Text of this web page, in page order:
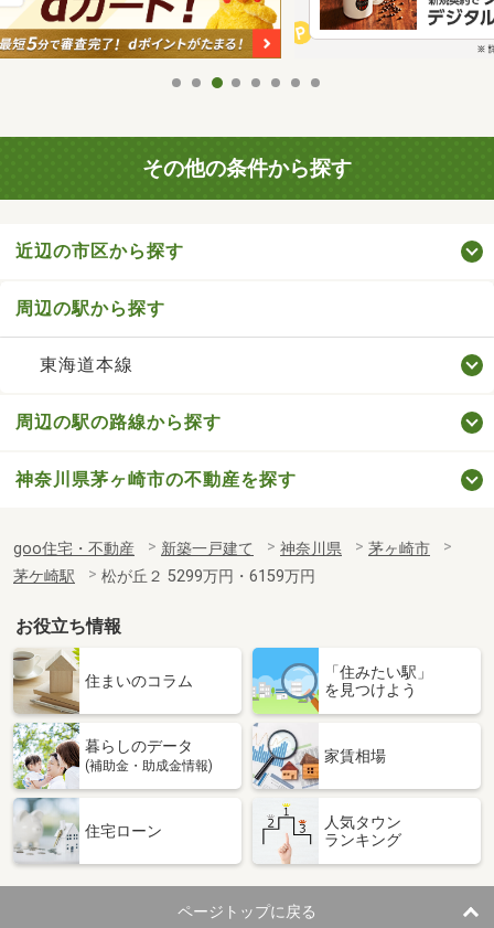
その他の条件から探す
近辺の市区から探す
周辺の駅から探す
東海道本線
周辺の駅の路線から探す
神奈川県茅ヶ崎市の不動産を探す
goo住宅・不動産 新築一戸建て 神奈川県
茅ヶ崎市
茅ケ崎駅
松が丘２ 5299万円・6159万円
お役立ち情報
住まいのコラム
「住みたい駅」
を見つけよう
暮らしのデータ
(補助金・助成金情報)
家賃相場
住宅ローン
人気タウン
ランキング
ページトップに戻る